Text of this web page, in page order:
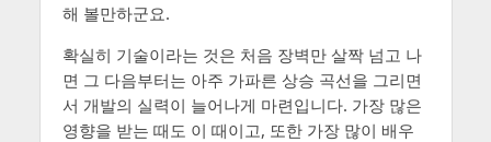
해 볼만하군요.
확실히 기술이라는 것은 처음 장벽만 살짝 넘고 나
면 그 다음부터는 아주 가파른 상승 곡선을 그리면
서 개발의 실력이 늘어나게 마련입니다. 가장 많은
영향을 받는 때도 이 때이고, 또한 가장 많이 배우